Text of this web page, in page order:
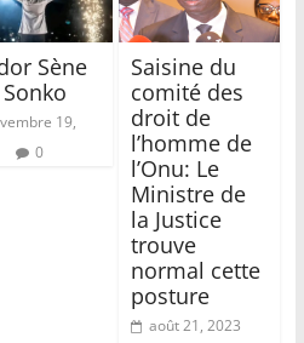
Sène
19,
0
Saisine du
comité des
droit de
l’homme de
l’Onu: Le
Ministre de
la Justice
trouve
normal cette
posture
août 21, 2023